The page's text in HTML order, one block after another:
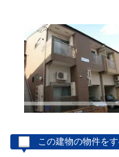
この建物の物件を